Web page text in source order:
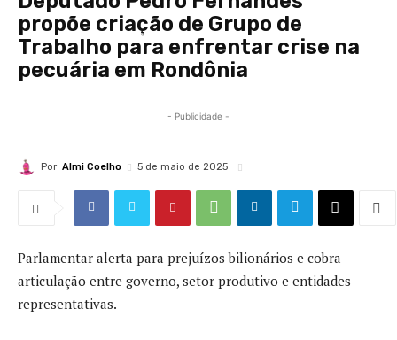
propõe criação de Grupo de
Trabalho para enfrentar crise na
pecuária em Rondônia
- Publicidade -
Por Almi Coelho 5 de maio de 2025
Parlamentar alerta para prejuízos bilionários e cobra
articulação entre governo, setor produtivo e entidades
representativas.